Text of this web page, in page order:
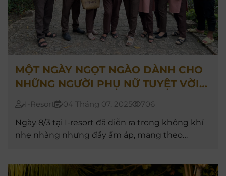
MỘT NGÀY NGỌT NGÀO DÀNH CHO
NHỮNG NGƯỜI PHỤ NỮ TUYỆT VỜI
CỦA I-RESORT
I-Resort 04 Tháng 07, 2025
706
Ngày 8/3 tại I-resort đã diễn ra trong không khí
nhẹ nhàng nhưng đầy ấm áp, mang theo